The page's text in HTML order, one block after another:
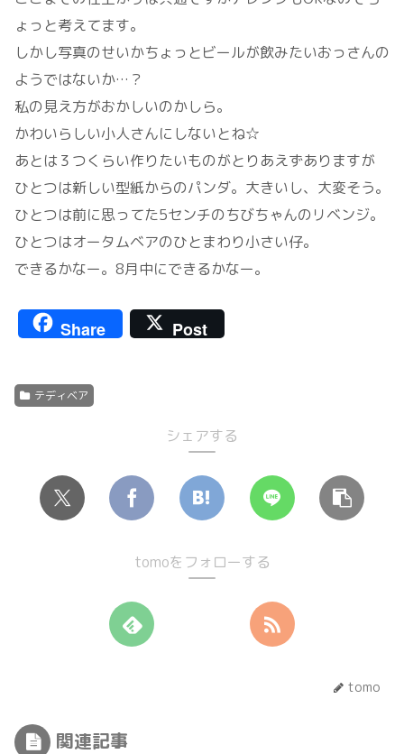
ょっと考えてます。
しかし写真のせいかちょっとビールが飲みたいおっさんの
ようではないか…？
私の見え方がおかしいのかしら。
かわいらしい小人さんにしないとね☆
あとは３つくらい作りたいものがとりあえずありますが
ひとつは新しい型紙からのパンダ。大きいし、大変そう。
ひとつは前に思ってた5センチのちびちゃんのリベンジ。
ひとつはオータムベアのひとまわり小さい仔。
できるかなー。8月中にできるかなー。
Share Post
テディベア
シェアする
tomoをフォローする
tomo
関連記事